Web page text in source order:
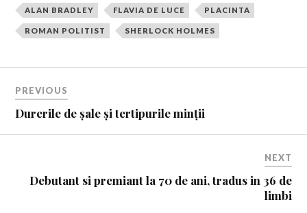
ALAN BRADLEY FLAVIA DE LUCE PLACINTA
ROMAN POLITIST SHERLOCK HOLMES
PREVIOUS
Durerile de șale și tertipurile minții
NEXT
Debutant si premiant la 70 de ani, tradus in 36 de
limbi